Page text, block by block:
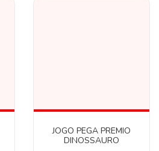
JOGO PEGA PREMIO
DINOSSAURO